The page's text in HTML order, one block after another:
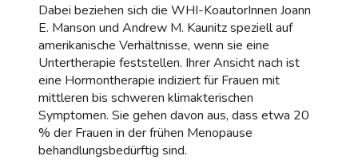
Dabei beziehen sich die WHI-KoautorInnen Joann
E. Manson und Andrew M. Kaunitz speziell auf
amerikanische Verhältnisse, wenn sie eine
Untertherapie feststellen. Ihrer Ansicht nach ist
eine Hormontherapie indiziert für Frauen mit
mittleren bis schweren klimakterischen
Symptomen. Sie gehen davon aus, dass etwa 20
% der Frauen in der frühen Menopause
behandlungsbedürftig sind.